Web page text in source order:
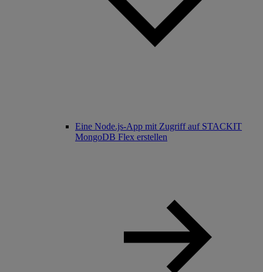
Eine Node.js-App mit Zugriff auf STACKIT
MongoDB Flex erstellen